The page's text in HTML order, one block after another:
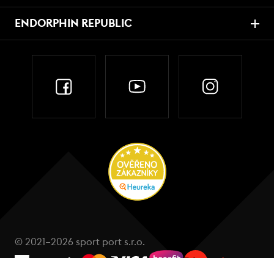
ENDORPHIN REPUBLIC
© 2021–2026 sport port s.r.o.